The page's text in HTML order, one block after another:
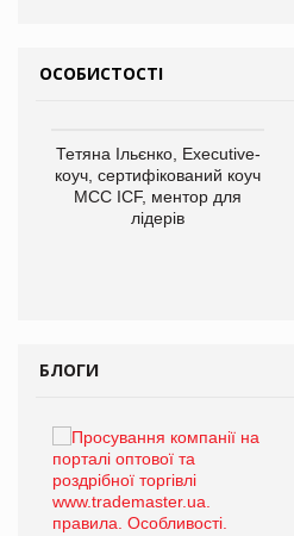
ОСОБИСТОСТІ
Тетяна Ільєнко, Executive-
коуч, сертифікований коуч
МСС ICF, ментор для
лідерів
БЛОГИ